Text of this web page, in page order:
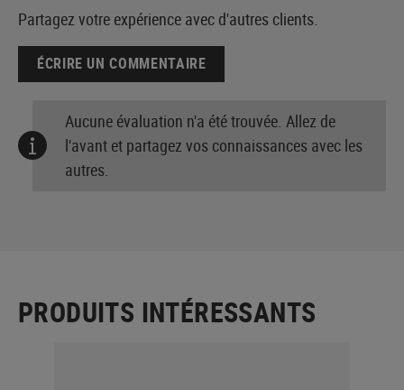
Partagez votre expérience avec d'autres clients.
ÉCRIRE UN COMMENTAIRE
Aucune évaluation n'a été trouvée. Allez de
l'avant et partagez vos connaissances avec les
autres.
PRODUITS INTÉRESSANTS